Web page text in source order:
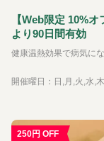
【Web限定 10%
より90日間有効
開催曜日：日,月,火,水,
250円 OFF